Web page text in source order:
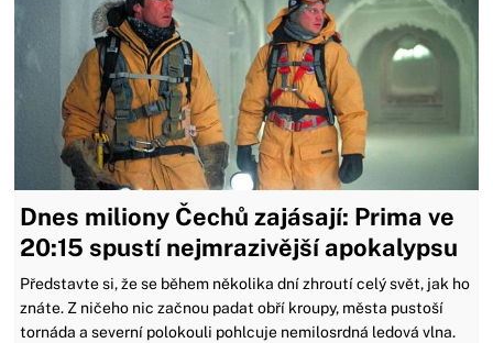
Dnes miliony Čechů zajásají: Prima ve
20:15 spustí nejmrazivější apokalypsu
Představte si, že se během několika dní zhroutí celý svět, jak ho
znáte. Z ničeho nic začnou padat obří kroupy, města pustoší
tornáda a severní polokouli pohlcuje nemilosrdná ledová vlna.